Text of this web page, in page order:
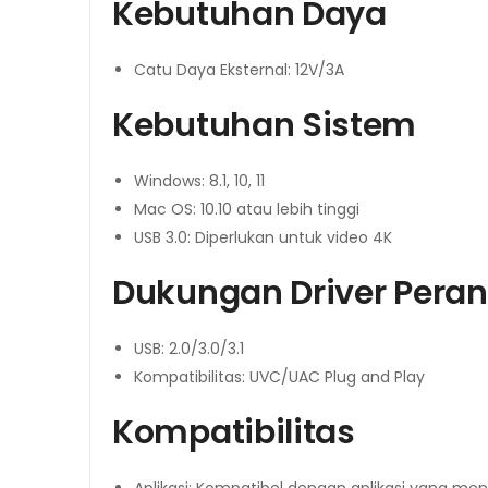
Kebutuhan Daya
Catu Daya Eksternal: 12V/3A
Kebutuhan Sistem
Windows: 8.1, 10, 11
Mac OS: 10.10 atau lebih tinggi
USB 3.0: Diperlukan untuk video 4K
Dukungan Driver
USB: 2.0/3.0/3.1
Kompatibilitas: UVC/UAC Plug and Play
Kompatibilitas